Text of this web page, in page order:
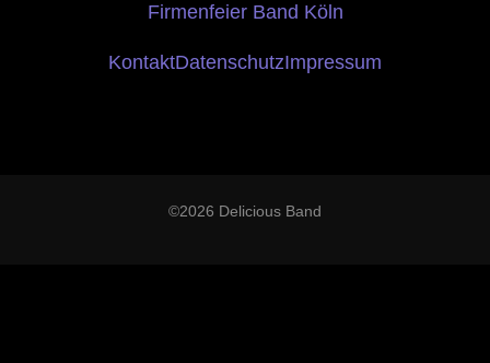
Firmenfeier Band Köln
KontaktDatenschutzImpressum
©2026 Delicious Band